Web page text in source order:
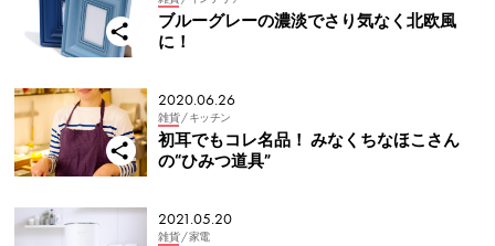
ブルーグレーの濃淡でさり気なく北欧風
に！
2020.06.26
雑貨 / キッチン
初耳でもコレ名品！ みなくちなほこさん
の“ひみつ道具”
2021.05.20
雑貨 / 家電